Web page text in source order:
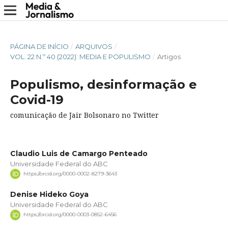
PÁGINA DE INÍCIO / ARQUIVOS /
VOL. 22 N.º 40 (2022): MEDIA E POPULISMO / Artigos
Populismo, desinformação e
Covid-19
comunicação de Jair Bolsonaro no Twitter
Claudio Luis de Camargo Penteado
Universidade Federal do ABC
https://orcid.org/0000-0002-8279-3643
Denise Hideko Goya
Universidade Federal do ABC
https://orcid.org/0000-0003-0852-6456